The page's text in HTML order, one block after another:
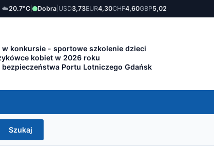
☁️20.7°C Dobra USD3,73EUR4,30CHF4,60GBP5,02
konkursie - sportowe szkolenie dzieci
kobiet w 2026 roku
bezpieczeństwa Portu Lotniczego Gdańsk
Szukaj